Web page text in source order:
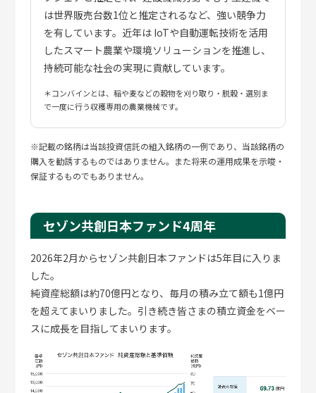
の話など雑談も交えながら進み、終始リラックスし
て話すことができました。
お金のことは家族間でも意外と話しにくい。でも生
活に直結する大事なこと。赤裸々に相談できる場は
とても貴重でした。 プロに気軽に相談できること
で、“気になっていたけれど後回しにしていたこ
と”を整理でき、自分の感じていたもやもやが間違
いではなかったと分かり、安心できたことが本当に
大きかった。 なんとなく不安なまま進めるのでは
なく、「これで大丈夫」と思えることで、資産形成
を続けていく自信や前向きな気持ちが生まれ、継続
お金のことは、誰にとっても大切なテーマ。
一人で抱え込まず、まずは“話してみる”ことから始めて
みませんか？
「お金のこと相談室」は、あなたの“もやもや”を“安
心”に変えるきっかけになるかもしれません。「営業され
るのでは…」と心配な方も、どうぞご安心ください。あ
なたにあわせて具体的な目標や行動をご提案してまいり
ます。
は世界販売台数1位と推定されるなど、強い競争力
を有しています。近年は IoTや自動運転技術を活用
したスマート農業や環境ソリューションを推進し、
持続可能な社会の実現に貢献しています。
＊コンバインとは、稲や麦などの穀物を刈り取り・脱穀・選別ま
で一度に行う収穫専用の農業機械です。
※記載の銘柄は当該投資信託の組入銘柄の一例であり、当該銘柄の
購入を勧誘するものではありません。また将来の運用成果を示唆・
保証するものでもありません。
セゾン共創日本ファンド4周年
2026年2月からセゾン共創日本ファンドは5年目に入りま
した。
純資産総額は約70億円となり、毎月の積み立て額も1億円
を超えてまいりました。引き続き皆さまの積立資金をベー
スに成長を目指してまいります。